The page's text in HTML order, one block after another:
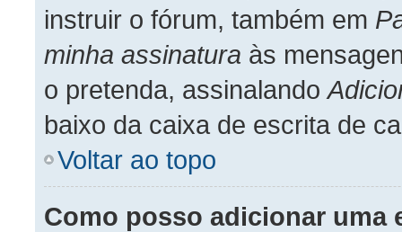
instruir o fórum, também em
minha assinatura às
o pretenda, assinalando
baixo da caixa de escrita de
Voltar ao topo
Como posso adicionar uma